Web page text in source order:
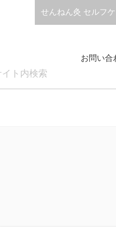
せんねん灸 セルフ
お問い合